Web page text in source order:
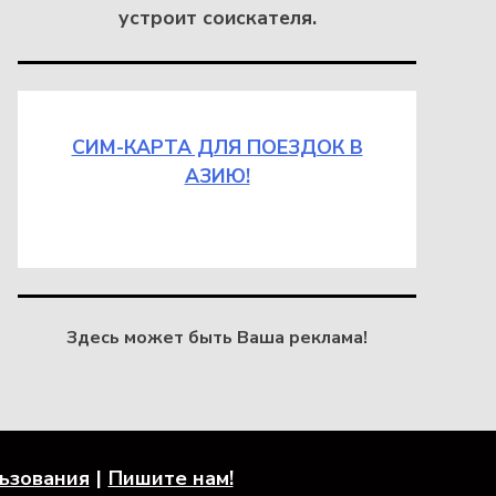
устроит соискателя.
СИМ-КАРТА ДЛЯ ПОЕЗДОК В
АЗИЮ!
Здесь может быть Ваша реклама!
Пишите нам!